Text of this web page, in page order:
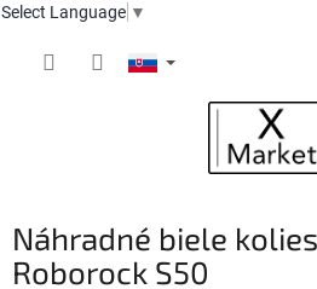
Select Language ▼
Náhradné biele
Roborock S50